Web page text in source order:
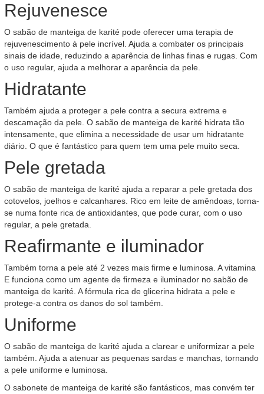
Rejuvenesce
O sabão de manteiga de karité pode oferecer uma terapia de
rejuvenescimento à pele incrível. Ajuda a combater os principais
sinais de idade, reduzindo a aparência de linhas finas e rugas. Com
o uso regular, ajuda a melhorar a aparência da pele.
Hidratante
Também ajuda a proteger a pele contra a secura extrema e
descamação da pele. O sabão de manteiga de karité hidrata tão
intensamente, que elimina a necessidade de usar um hidratante
diário. O que é fantástico para quem tem uma pele muito seca.
Pele gretada
O sabão de manteiga de karité ajuda a reparar a pele gretada dos
cotovelos, joelhos e calcanhares. Rico em leite de amêndoas, torna-
se numa fonte rica de antioxidantes, que pode curar, com o uso
regular, a pele gretada.
Reafirmante e iluminador
Também torna a pele até 2 vezes mais firme e luminosa. A vitamina
E funciona como um agente de firmeza e iluminador no sabão de
manteiga de karité. A fórmula rica de glicerina hidrata a pele e
protege-a contra os danos do sol também.
Uniforme
O sabão de manteiga de karité ajuda a clarear e uniformizar a pele
também. Ajuda a atenuar as pequenas sardas e manchas, tornando
a pele uniforme e luminosa.
O sabonete de manteiga de karité são fantásticos, mas convém ter